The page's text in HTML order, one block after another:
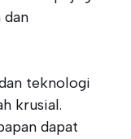
dan
teknologi
krusial.
dapat